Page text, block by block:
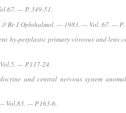
— P. 349-51.
Br J Ophthalmol. — 1983. — Vol. 67. — P.
hy-perplastic primary vitreous and lens
— P.117-24.
and central nervous system
Vol.83. — P.163-6.